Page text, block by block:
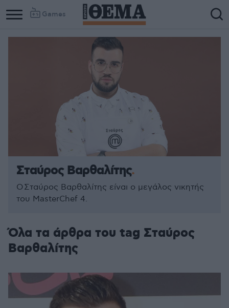
Games
Σταύρος Βαρθαλίτης
Ο Σταύρος Βαρθαλίτης είναι ο μεγάλος νικητής
του MasterChef 4.
Όλα τα άρθρα του tag Σταύρος
Βαρθαλίτης